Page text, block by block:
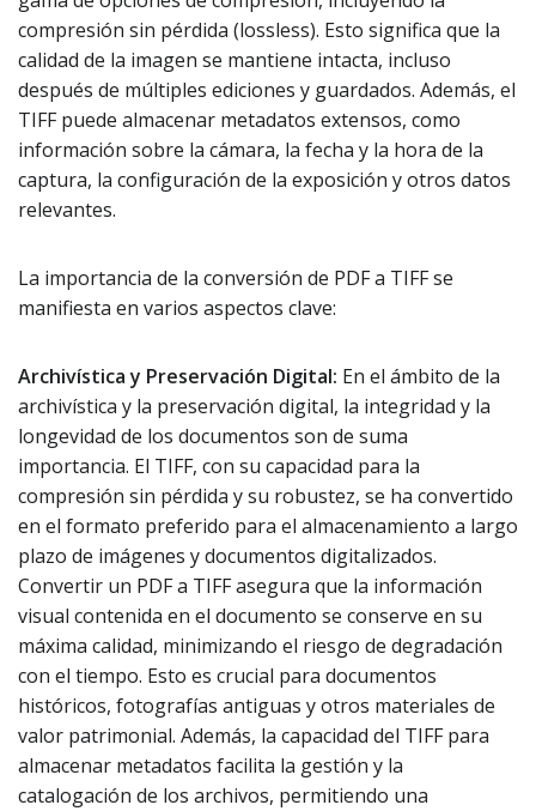
compresión sin pérdida (lossless). Esto significa que la
calidad de la imagen se mantiene intacta, incluso
después de múltiples ediciones y guardados. Además, el
TIFF puede almacenar metadatos extensos, como
información sobre la cámara, la fecha y la hora de la
captura, la configuración de la exposición y otros datos
relevantes.
La importancia de la conversión de PDF a TIFF se
manifiesta en varios aspectos clave:
Archivística y Preservación Digital: En el ámbito de la
archivística y la preservación digital, la integridad y la
longevidad de los documentos son de suma
importancia. El TIFF, con su capacidad para la
compresión sin pérdida y su robustez, se ha convertido
en el formato preferido para el almacenamiento a largo
plazo de imágenes y documentos digitalizados.
Convertir un PDF a TIFF asegura que la información
visual contenida en el documento se conserve en su
máxima calidad, minimizando el riesgo de degradación
con el tiempo. Esto es crucial para documentos
históricos, fotografías antiguas y otros materiales de
valor patrimonial. Además, la capacidad del TIFF para
almacenar metadatos facilita la gestión y la
catalogación de los archivos, permitiendo una